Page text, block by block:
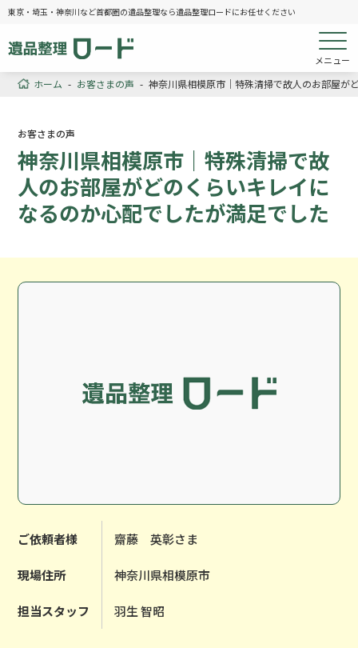
東京・埼玉・神奈川など首都圏の遺品整理なら遺品整理ロードにお任せください
メニュー
ホーム - お客さまの声 - 神奈川県相模原市｜特殊清掃で故人のお部屋が
お客さまの声
神奈川県相模原市｜特殊清掃で故
人のお部屋がどのくらいキレイに
なるのか心配でしたが満足でした
ご依頼者様 齋藤 英彰さま
現場住所 神奈川県相模原市
担当スタッフ 羽生 智昭